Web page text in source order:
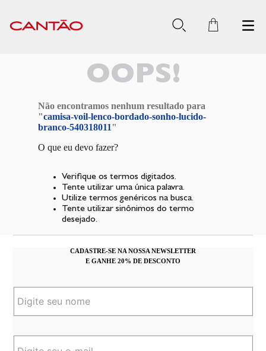
OOPS!
Não encontramos nenhum resultado para
"camisa-voil-lenco-bordado-sonho-lucido-
branco-540318011 "
O que eu devo fazer?
Verifique os termos digitados.
Tente utilizar uma única palavra.
Utilize termos genéricos na busca.
Tente utilizar sinônimos do termo
desejado.
CADASTRE-SE NA NOSSA NEWSLETTER
E GANHE 20% DE DESCONTO